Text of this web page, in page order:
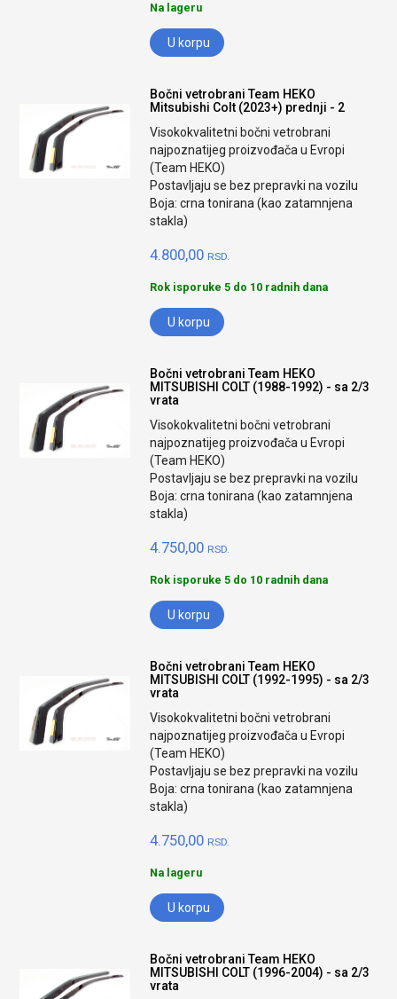
Na lageru
U korpu
Bočni vetrobrani Team HEKO
Mitsubishi Colt (2023+) prednji - 2
Visokokvalitetni bočni vetrobrani
najpoznatijeg proizvođača u Evropi
(Team HEKO)
Postavljaju se bez prepravki na vozilu
Boja: crna tonirana (kao zatamnjena
stakla)
4.800,00 RSD.
Rok isporuke 5 do 10 radnih dana
U korpu
Bočni vetrobrani Team HEKO
MITSUBISHI COLT (1988-1992) - sa 2/3
vrata
Visokokvalitetni bočni vetrobrani
najpoznatijeg proizvođača u Evropi
(Team HEKO)
Postavljaju se bez prepravki na vozilu
Boja: crna tonirana (kao zatamnjena
stakla)
4.750,00 RSD.
Rok isporuke 5 do 10 radnih dana
U korpu
Bočni vetrobrani Team HEKO
MITSUBISHI COLT (1992-1995) - sa 2/3
vrata
Visokokvalitetni bočni vetrobrani
najpoznatijeg proizvođača u Evropi
(Team HEKO)
Postavljaju se bez prepravki na vozilu
Boja: crna tonirana (kao zatamnjena
stakla)
4.750,00 RSD.
Na lageru
U korpu
Bočni vetrobrani Team HEKO
MITSUBISHI COLT (1996-2004) - sa 2/3
vrata